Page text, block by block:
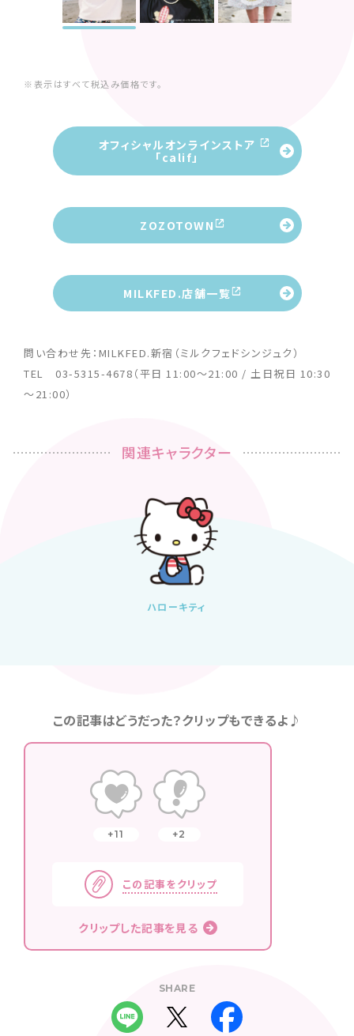
※表示はすべて税込み価格です。
オフィシャルオンラインストア
「calif」
ZOZOTOWN
MILKFED.店舗一覧
問い合わせ先：MILKFED.新宿（ミルクフェドシンジュク）
TEL 03-5315-4678（平日 11:00～21:00 / 土日祝日 10:30
～21:00）
関連キャラクター
ハローキティ
この記事はどうだった？クリップもできるよ♪
11 2
この記事をクリップ
クリップした記事を見る
SHARE